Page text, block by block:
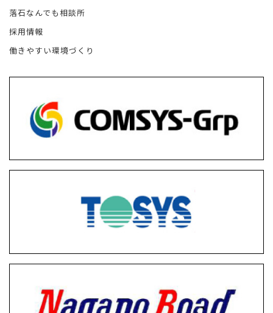
落石なんでも相談所
採用情報
働きやすい環境づくり